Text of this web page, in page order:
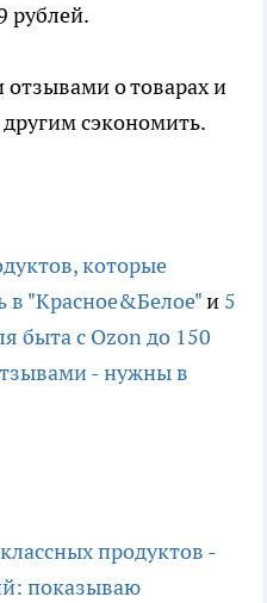
рублей.
отзывами о товарах и
сэкономить.
которые
в "Красное&Белое"и 5
быта с Ozon до 150
- нужны в
продуктов -
показываю